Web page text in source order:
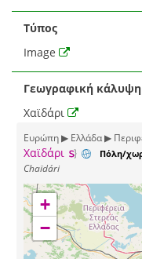
Τύπος
Image
Γεωγραφική κάλυψη
Χαϊδάρι
Ευρώπη ▶ Ελλάδα ▶
Χαϊδάρι Πόλη/
Chaïdári
+
−